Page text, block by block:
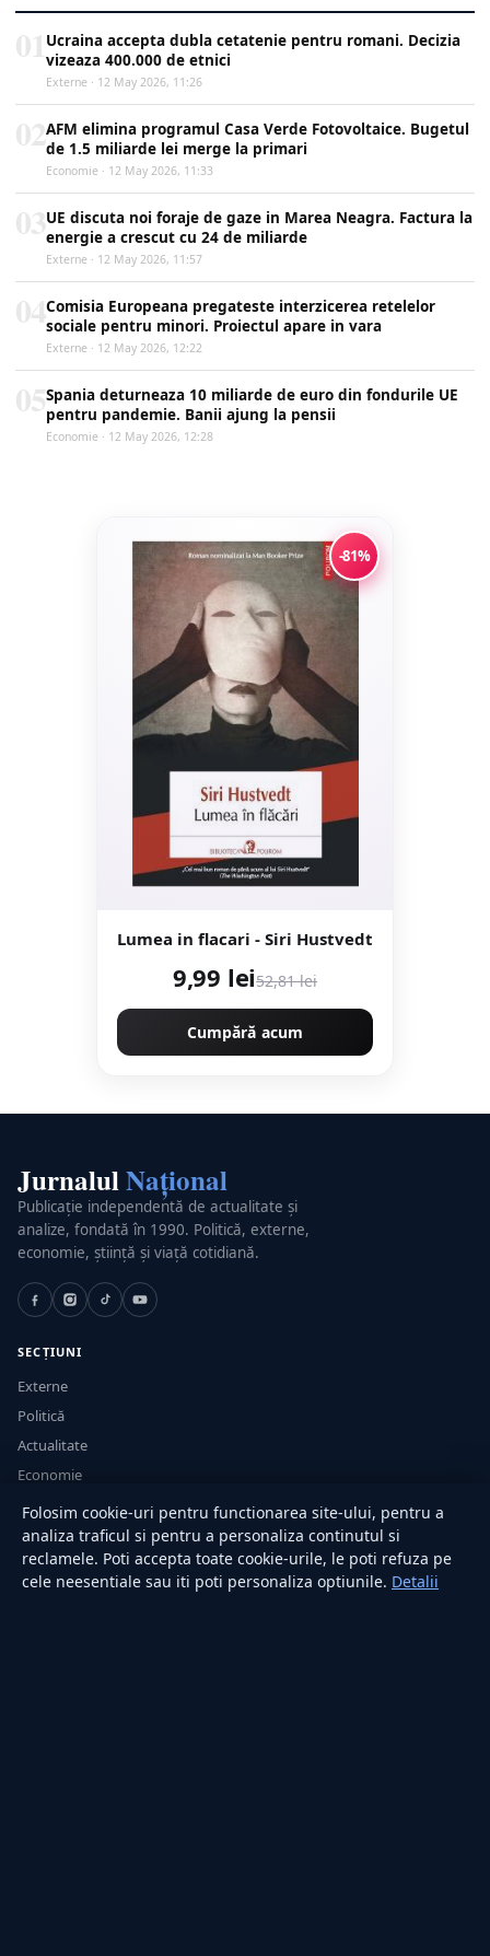
Ucraina accepta dubla cetatenie pentru romani. Decizia
vizeaza 400.000 de etnici
Externe · 12 May 2026, 11:26
AFM elimina programul Casa Verde Fotovoltaice. Bugetul
de 1.5 miliarde lei merge la primari
Economie · 12 May 2026, 11:33
UE discuta noi foraje de gaze in Marea Neagra. Factura la
energie a crescut cu 24 de miliarde
Externe · 12 May 2026, 11:57
Comisia Europeana pregateste interzicerea retelelor
sociale pentru minori. Proiectul apare in vara
Externe · 12 May 2026, 12:22
Spania deturneaza 10 miliarde de euro din fondurile UE
pentru pandemie. Banii ajung la pensii
Economie · 12 May 2026, 12:28
-81%
Lumea in flacari - Siri Hustvedt
9,99 lei52,81 lei
Cumpără acum
JurnalulNațional
Publicație independentă de actualitate și
analize, fondată în 1990. Politică, externe,
economie, știință și viață cotidiană.
SECȚIUNI
Externe
Politică
Actualitate
Economie
Sănătate
Utile
RUBRICI
Folosim cookie-uri pentru functionarea site-ului, pentru a
analiza traficul si pentru a personaliza continutul si
reclamele. Poti accepta toate cookie-urile, le poti refuza pe
cele neesentiale sau iti poti personaliza optiunile. Detalii